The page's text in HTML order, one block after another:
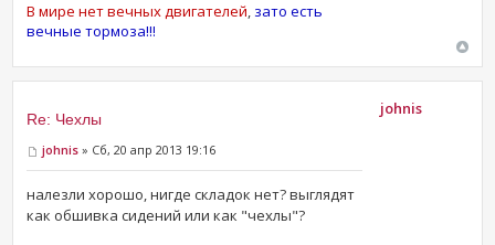
В мире нет вечных двигателей, зато есть
вечные тормоза!!!
Re: Чехлы
johnis » Сб, 20 апр 2013 19:16
налезли хорошо, нигде складок нет? выглядят
как обшивка сидений или как "чехлы"?
johnis